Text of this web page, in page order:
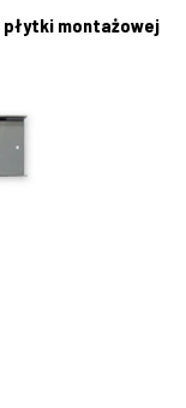
płytki montażowej